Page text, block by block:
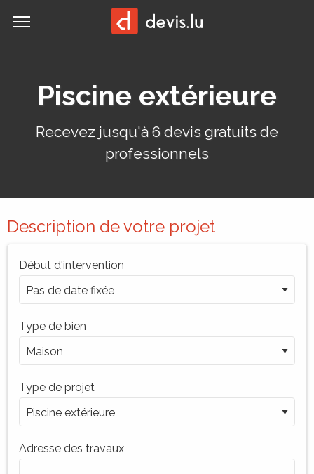
MENU
Demander un devis:
Piscine extérieure
Recevez jusqu'à 6 devis gratuits de
professionnels
Description de votre projet
Début d'intervention
Type de bien
Type de projet
Adresse des travaux